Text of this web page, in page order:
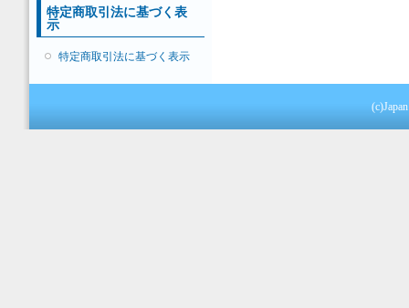
特定商取引法に基づく表
示
特定商取引法に基づく表示